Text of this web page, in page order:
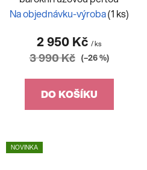
Na objednávku-výroba(1 ks)
2 950 Kč / ks
3 990 Kč (–26 %)
DO KOŠÍKU
NOVINKA